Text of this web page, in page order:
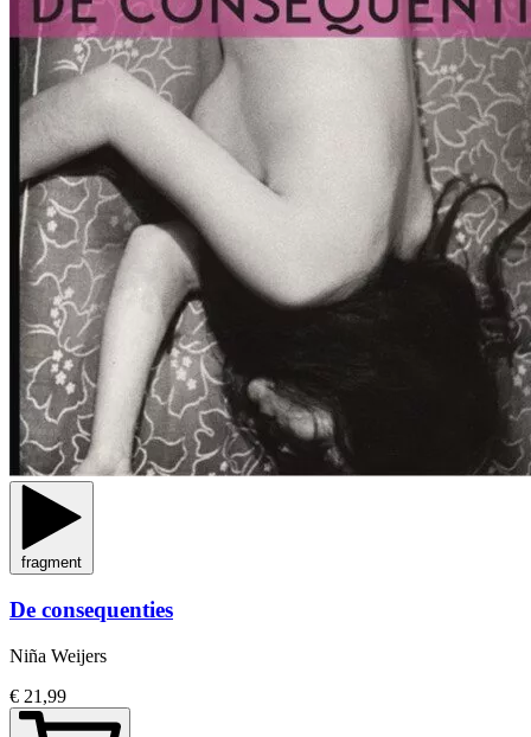
fragment
De consequenties
Niña Weijers
€ 21,99